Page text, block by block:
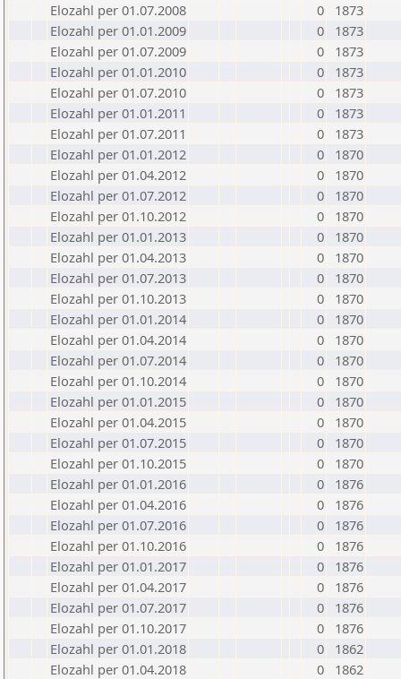
Elozahl per 01.07.2008
0
1873
Elozahl per 01.01.2009
0
1873
Elozahl per 01.07.2009
0
1873
Elozahl per 01.01.2010
0
1873
Elozahl per 01.07.2010
0
1873
Elozahl per 01.01.2011
0
1873
Elozahl per 01.07.2011
0
1873
Elozahl per 01.01.2012
0
1870
Elozahl per 01.04.2012
0
1870
Elozahl per 01.07.2012
0
1870
Elozahl per 01.10.2012
0
1870
Elozahl per 01.01.2013
0
1870
Elozahl per 01.04.2013
0
1870
Elozahl per 01.07.2013
0
1870
Elozahl per 01.10.2013
0
1870
Elozahl per 01.01.2014
0
1870
Elozahl per 01.04.2014
0
1870
Elozahl per 01.07.2014
0
1870
Elozahl per 01.10.2014
0
1870
Elozahl per 01.01.2015
0
1870
Elozahl per 01.04.2015
0
1870
Elozahl per 01.07.2015
0
1870
Elozahl per 01.10.2015
0
1870
Elozahl per 01.01.2016
0
1876
Elozahl per 01.04.2016
0
1876
Elozahl per 01.07.2016
0
1876
Elozahl per 01.10.2016
0
1876
Elozahl per 01.01.2017
0
1876
Elozahl per 01.04.2017
0
1876
Elozahl per 01.07.2017
0
1876
Elozahl per 01.10.2017
0
1876
Elozahl per 01.01.2018
0
1862
Elozahl per 01.04.2018
0
1862